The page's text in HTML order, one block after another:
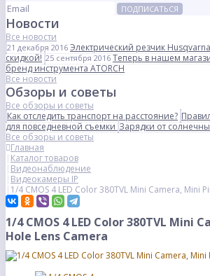
ПОДПИСАТЬСЯ
Новости
Все новости
21 декабря 2016 Электрический резчик
скидкой! 25 сентября 2016 Теперь в нашем
бренд инструмента ATORCH
Все новости
Обзоры и советы
Все обзоры и советы
Как отследить транспорт на расстояние?
для повседневной съемкиЗарядки от
Все обзоры и советы
Главная
Каталог товаров
Видеонаблюдение
Видеокамеры IP
1/4 CMOS 4 LED Color 380TVL Mini Camera, Mini
1/4 CMOS 4 LED Color 380TVL Mini
Hole Lens Camera